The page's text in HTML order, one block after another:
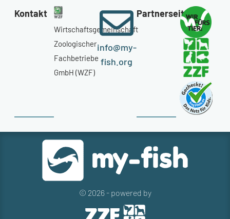
Kontakt
Wirtschaftsgemeinschaft
Zoologischer
Fachbetriebe
GmbH (WZF)
info@my-
fish.org
Partnerseiten
© 2026 - powered by